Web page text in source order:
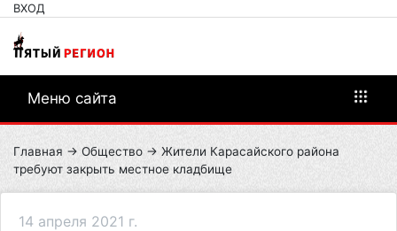
ВХОД
Меню сайта
Главная → Общество → Жители Карасайского района
требуют закрыть местное кладбище
14 апреля 2021 г.